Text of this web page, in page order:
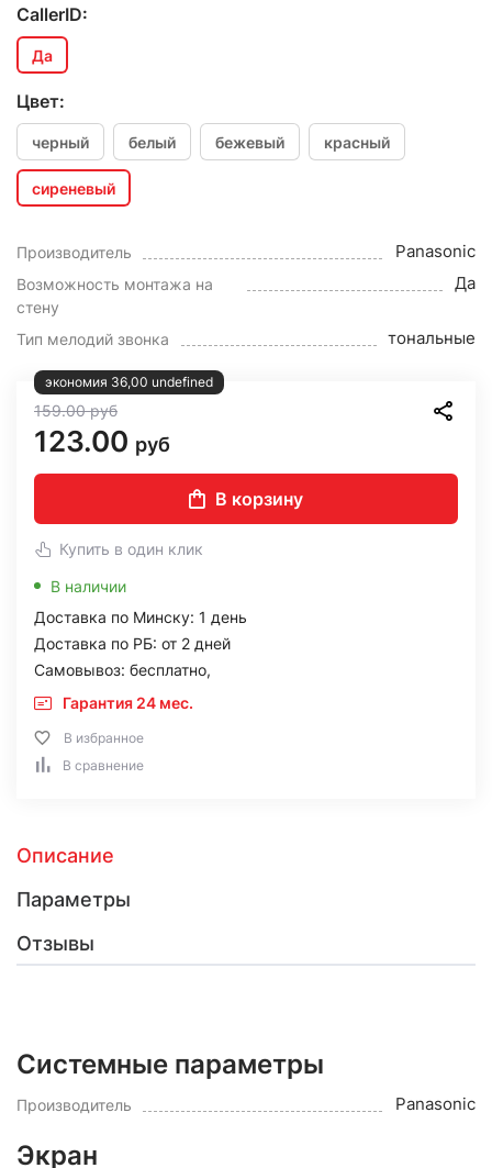
CallerID:
Да
Цвет:
черный белый бежевый красный
сиреневый
Производитель Panasonic
Возможность монтажа на
стену
Да
Тип мелодий звонка тональные
экономия 36,00 undefined
159.00руб
123.00 руб
В корзину
Купить в один клик
В наличии
Доставка по Минску: 1 день
Доставка по РБ: от 2 дней
Самовывоз: бесплатно,
Гарантия 24 мес.
В избранное
В сравнение
Описание
Параметры
Отзывы
Системные параметры
Производитель Panasonic
Экран